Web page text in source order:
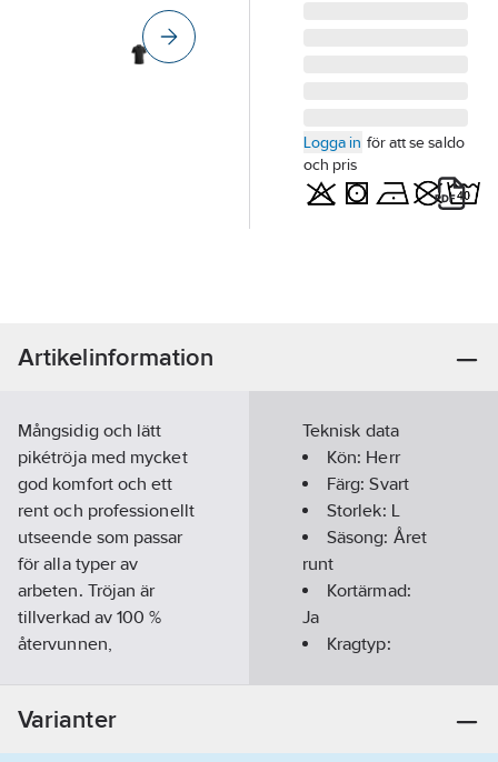
Logga in för att se saldo
och pris
Artikelinformation
Mångsidig och lätt
pikétröja med mycket
god komfort och ett
rent och professionellt
utseende som passar
för alla typer av
arbeten. Tröjan är
tillverkad av 100 %
återvunnen,
med biobaserat
lukthämmande medel
Teknisk data
Kön: Herr
Färg:Svart
Storlek: L
Säsong: Året
runt
Kortärmad:
Ja
Kragtyp:
125g/m²
Varianter